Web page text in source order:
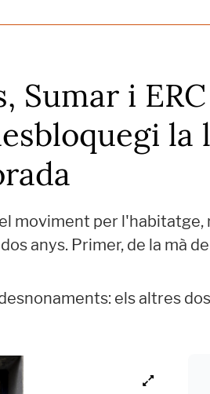
Sumar i
la
moviment per
anys. Primer, de la mà
els altres